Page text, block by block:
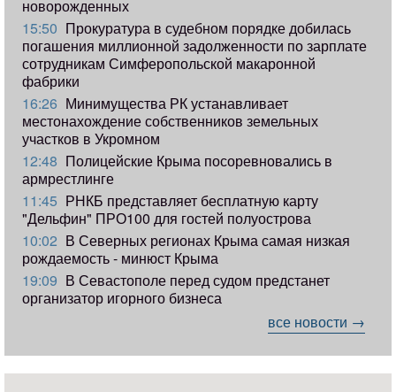
новорожденных
15:50 Прокуратура в судебном порядке добилась
погашения миллионной задолженности по зарплате
сотрудникам Симферопольской макаронной
фабрики
16:26 Минимущества РК устанавливает
местонахождение собственников земельных
участков в Укромном
12:48 Полицейские Крыма посоревновались в
армрестлинге
11:45 РНКБ представляет бесплатную карту
"Дельфин" ПРО100 для гостей полуострова
10:02 В Северных регионах Крыма самая низкая
рождаемость - минюст Крыма
19:09 В Севастополе перед судом предстанет
организатор игорного бизнеса
все новости →